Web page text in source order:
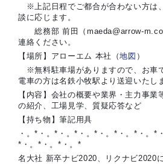
※上記日程でご都合が合わない方は
談に応じます。
総務部 前田（maeda@arrow-
連絡ください。
【場所】アローエム 本社（地図 ）
※無料駐車場がありますので、お車
電車の方は名鉄小牧駅より送迎いたし
【内容】会社の概要や業界・主力事業
の紹介、工場見学、質疑応答など
【持ち物】筆記用具
・。*・。*・。*・。*・。*・。*・。*
*・。*・。*・。*
名大社 新卒ナビ2020、リクナビ2020